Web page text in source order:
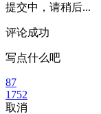
提交中，请稍后...
评论成功
写点什么吧
87
1752
取消